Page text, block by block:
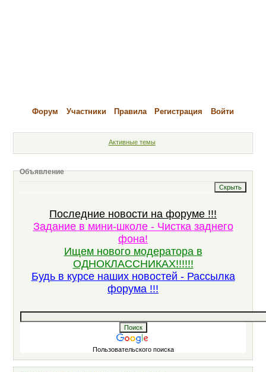
Форум Участники Правила Регистрация Войти
Активные темы
Объявление
Последние новости на форуме !!!
Задание в мини-школе - Чистка заднего
фона!
Ищем нового модератора в
ОДНОКЛАССНИКАХ!!!!!!
Будь в курсе наших новостей - Рассылка
форума !!!
Пользовательского поиска